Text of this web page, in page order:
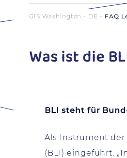
GIS Washington - DE FAQ
Was ist die
BLI steht für
Als Instrument
(BLI) eingeführt.